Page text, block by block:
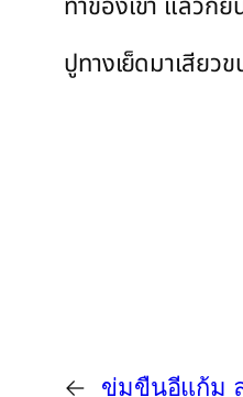
ปูทางเย็ดมาเสียว
← ข่มขืนอีแก้ม